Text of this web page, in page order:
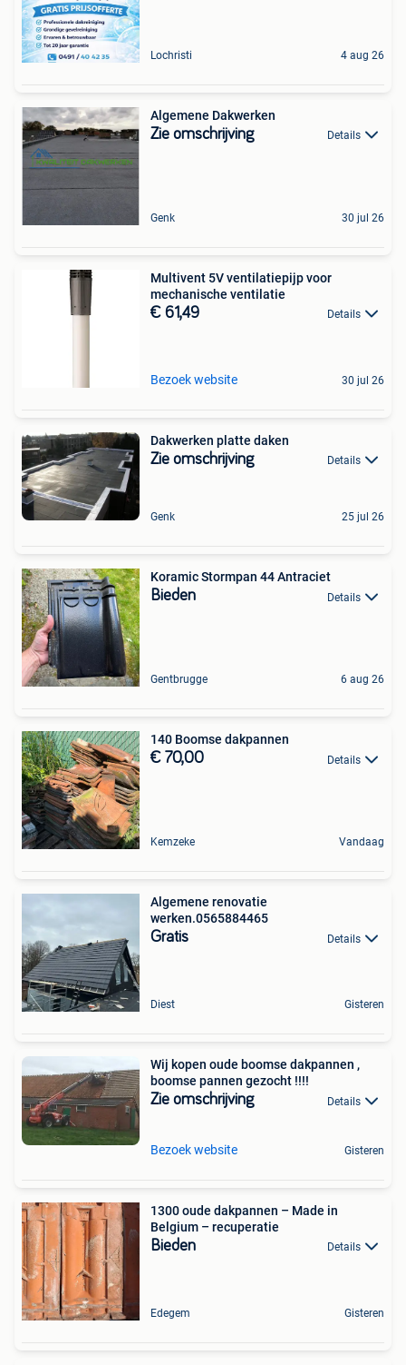
Lochristi 4 aug 26
Algemene Dakwerken
Zie omschrijving Details
Genk 30 jul 26
Multivent 5V ventilatiepijp voor
mechanische ventilatie
€ 61,49 Details
Bezoek website 30 jul 26
Dakwerken platte daken
Zie omschrijving Details
Genk 25 jul 26
Koramic Stormpan 44 Antraciet
Bieden Details
Gentbrugge 6 aug 26
140 Boomse dakpannen
€ 70,00 Details
Kemzeke Vandaag
Algemene renovatie
werken.0565884465
Gratis Details
Diest Gisteren
Wij kopen oude boomse dakpannen ,
boomse pannen gezocht !!!!
Zie omschrijving Details
Bezoek website Gisteren
1300 oude dakpannen – Made in
Belgium – recuperatie
Bieden Details
Edegem Gisteren